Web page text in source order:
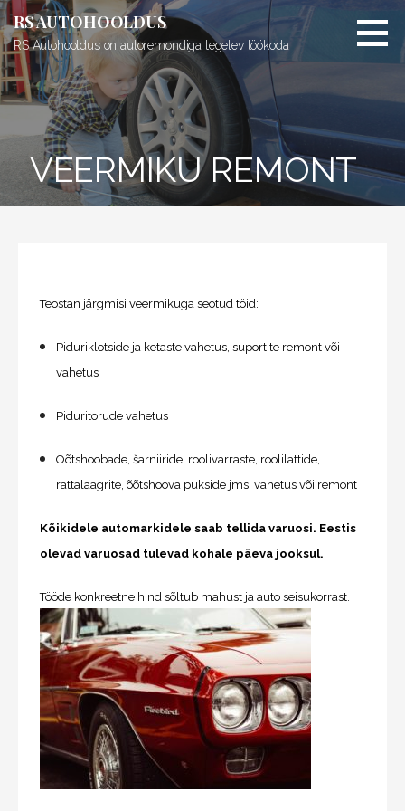
S
k
i
p
t
c
t
RS AUTOHOOLDUS
RS Autohooldus on autoremondiga tegelev töökoda
VEERMIKU REMONT
Teostan järgmisi veermikuga seotud töid:
Piduriklotside ja ketaste vahetus, suportite remont või
vahetus
Piduritorude vahetus
Õõtshoobade, šarniiride, roolivarraste, roolilattide,
rattalaagrite, õõtshoova pukside jms. vahetus või remont
Kõikidele automarkidele saab tellida varuosi. Eestis
olevad varuosad tulevad kohale päeva jooksul.
Tööde konkreetne hind sõltub mahust ja auto seisukorrast.